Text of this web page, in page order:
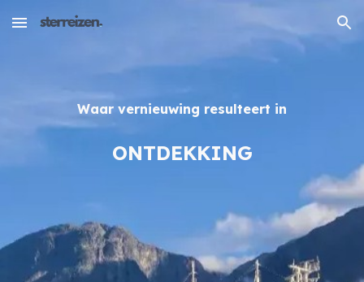
Skip to main content Skip to navigation
Waar vernieuwing resulteert in
ONTDEKKING